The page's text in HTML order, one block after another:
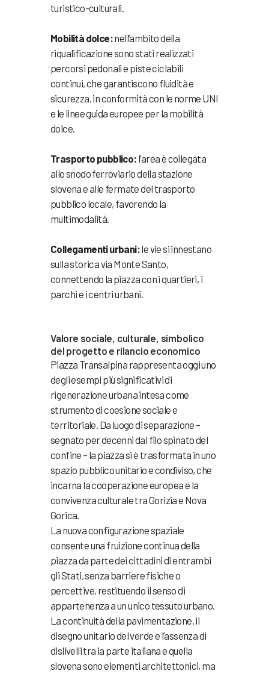
turistico-culturali.
Mobilità dolce:nell’ambito della
riqualificazione sono stati realizzati
percorsi pedonali e piste ciclabili
continui, che garantiscono fluidità e
sicurezza, in conformità con le norme UNI
e le linee guida europee per la mobilità
dolce.
Trasporto pubblico: l’area è collegata
allo snodo ferroviario della stazione
slovena e alle fermate del trasporto
pubblico locale, favorendo la
multimodalità.
Collegamenti urbani:le vie si innestano
sulla storica via Monte Santo,
connettendo la piazza con i quartieri, i
parchi e i centri urbani.
Valore sociale, culturale, simbolico
del progetto e rilancio economico
Piazza Transalpina rappresenta oggi uno
degli esempi più significativi di
rigenerazione urbana intesa come
strumento di coesione sociale e
territoriale. Da luogo di separazione –
segnato per decenni dal filo spinato del
confine – la piazza si è trasformata in uno
spazio pubblico unitario e condiviso, che
incarna la cooperazione europea e la
convivenza culturale tra Gorizia e Nova
Gorica.
La nuova configurazione spaziale
consente una fruizione continua della
piazza da parte dei cittadini di entrambi
gli Stati, senza barriere fisiche o
percettive, restituendo il senso di
appartenenza a un unico tessuto urbano.
La continuità della pavimentazione, il
disegno unitario del verde e l’assenza di
dislivelli tra la parte italiana e quella
slovena sono elementi architettonici, ma